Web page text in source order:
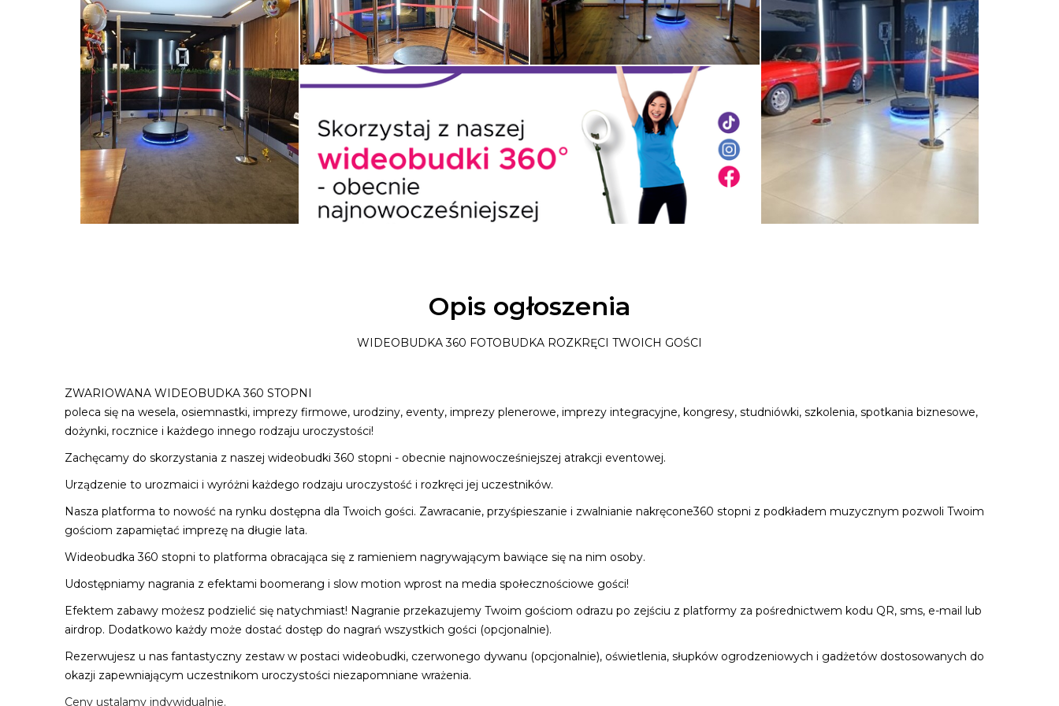
Opis ogłoszenia
WIDEOBUDKA 360 FOTOBUDKA ROZKRĘCI TWOICH GOŚCI
ZWARIOWANA WIDEOBUDKA 360 STOPNI
poleca się na wesela, osiemnastki, imprezy firmowe, urodziny, eventy, imprezy plenerowe, imprezy integracyjne, kongresy, studniówki, szkolenia, spotkania biznesowe,
dożynki, rocznice i każdego innego rodzaju uroczystości!
Zachęcamy do skorzystania z naszej wideobudki 360 stopni - obecnie najnowocześniejszej atrakcji eventowej.
Urządzenie to urozmaici i wyróżni każdego rodzaju uroczystość i rozkręci jej uczestników.
Nasza platforma to nowość na rynku dostępna dla Twoich gości. Zawracanie, przyśpieszanie i zwalnianie nakręcone360 stopni z podkładem muzycznym pozwoli Twoim
gościom zapamiętać imprezę na długie lata.
Wideobudka 360 stopni to platforma obracająca się z ramieniem nagrywającym bawiące się na nim osoby.
Udostępniamy nagrania z efektami boomerang i slow motion wprost na media społecznościowe gości!
Efektem zabawy możesz podzielić się natychmiast! Nagranie przekazujemy Twoim gościom odrazu po zejściu z platformy za pośrednictwem kodu QR, sms, e-mail lub
airdrop. Dodatkowo każdy może dostać dostęp do nagrań wszystkich gości (opcjonalnie).
Rezerwujesz u nas fantastyczny zestaw w postaci wideobudki, czerwonego dywanu (opcjonalnie), oświetlenia, słupków ogrodzeniowych i gadżetów dostosowanych do
okazji zapewniającym uczestnikom uroczystości niezapomniane wrażenia.
Ceny ustalamy indywidualnie.